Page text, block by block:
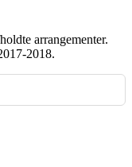
arrangementer.
2018.